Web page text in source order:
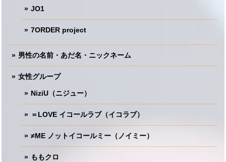
JO1
7ORDER project
男性の名前・あだ名・ニックネーム
女性グループ
NiziU（ニジュー）
＝LOVE イコールラブ（イコラブ）
≠ME ノットイコールミー（ノイミー）
ももクロ